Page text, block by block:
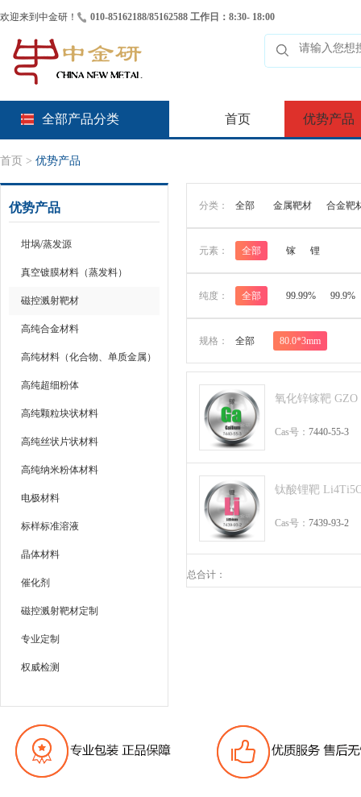
欢迎来到中金研！ 010-85162188/85162588 工作日：8:30- 18:00
全部产品分类 首页 优势产品
首页 > 优势产品
优势产品
坩埚/蒸发源
真空镀膜材料（蒸发料）
磁控溅射靶材
高纯合金材料
高纯材料（化合物、单质金属）
高纯超细粉体
高纯颗粒块状材料
高纯丝状片状材料
高纯纳米粉体材料
电极材料
标样标准溶液
晶体材料
催化剂
磁控溅射靶材定制
专业定制
权威检测
分类： 全部 金属靶材 合金靶
元素： 全部 镓 锂
纯度： 全部 99.99% 99.9%
规格： 全部 80.0*3mm
氧化锌镓靶 GZO
Cas号： 7440-55-3
钛酸锂靶
Cas号： 7439-93-2
总合计：